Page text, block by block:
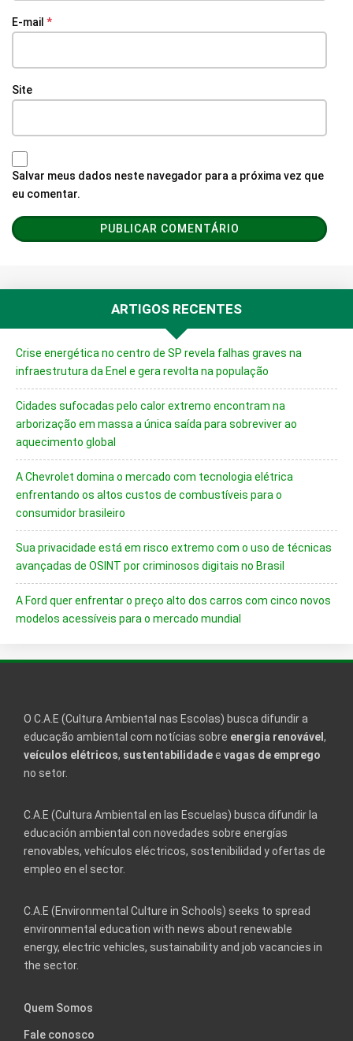
E-mail *
Site
Salvar meus dados neste navegador para a próxima vez que
eu comentar.
ARTIGOS RECENTES
Crise energética no centro de SP revela falhas graves na
infraestrutura da Enel e gera revolta na população
Cidades sufocadas pelo calor extremo encontram na
arborização em massa a única saída para sobreviver ao
aquecimento global
A Chevrolet domina o mercado com tecnologia elétrica
enfrentando os altos custos de combustíveis para o
consumidor brasileiro
Sua privacidade está em risco extremo com o uso de técnicas
avançadas de OSINT por criminosos digitais no Brasil
A Ford quer enfrentar o preço alto dos carros com cinco novos
modelos acessíveis para o mercado mundial
O C.A.E (Cultura Ambiental nas Escolas) busca difundir a
educação ambiental com notícias sobre energia renovável ,
veículos elétricos, sustentabilidadee vagas de emprego
no setor.
C.A.E (Cultura Ambiental en las Escuelas) busca difundir la
educación ambiental con novedades sobre energías
renovables, vehículos eléctricos, sostenibilidad y ofertas de
empleo en el sector.
C.A.E (Environmental Culture in Schools) seeks to spread
environmental education with news about renewable
energy, electric vehicles, sustainability and job vacancies in
the sector.
Quem Somos
Fale conosco